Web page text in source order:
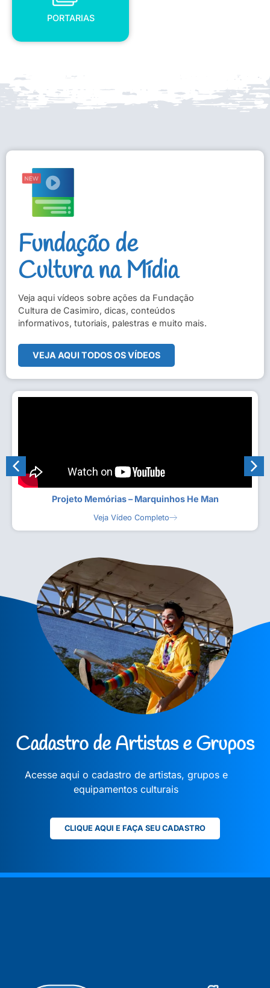
PORTARIAS
Fundação de
Cultura na Mídia
Veja aqui vídeos sobre ações da Fundação
Cultura de Casimiro, dicas, conteúdos
informativos, tutoriais, palestras e muito mais.
VEJA AQUI TODOS OS VÍDEOS
Projeto Memórias – Marquinhos He Man
Veja Vídeo Completo
Cadastro de Artistas e Grupos
Acesse aqui o cadastro de artistas, grupos e
equipamentos culturais
CLIQUE AQUI E FAÇA SEU CADASTRO